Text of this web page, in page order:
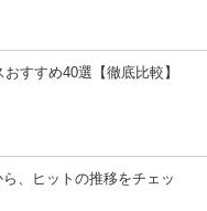
すすめ40選【徹底比較】
、ヒットの推移をチェッ